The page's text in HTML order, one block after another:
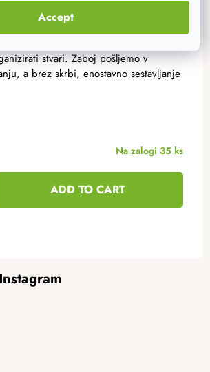
Accept
x 29,5 x 15 cm
Na zalogi 35 ks
ADD TO CART
stvari. Zaboj pošljemo v
a brez skrbi, enostavno sestavljanje
Instagram